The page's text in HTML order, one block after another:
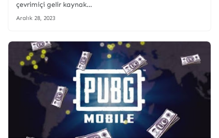
çevrimiçi gelir kaynak…
Aralık 28, 2023